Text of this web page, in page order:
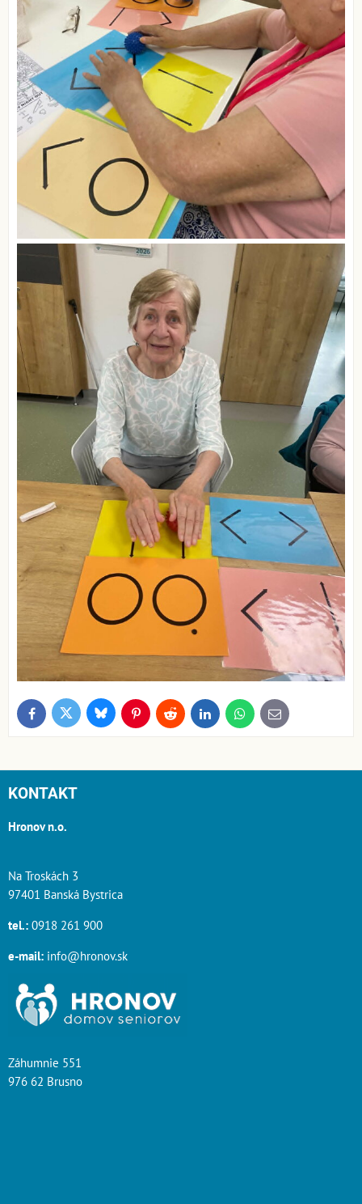
FacebookTwitter BlueskyPinterestReddit LinkedInWhatsApp
E-
mail
KONTAKT
Hronov n.o.
Na Troskách 3
97401 Banská Bystrica
tel.: 0918 261 900
e-mail: info@hronov.sk
Záhumnie 551
976 62 Brusno